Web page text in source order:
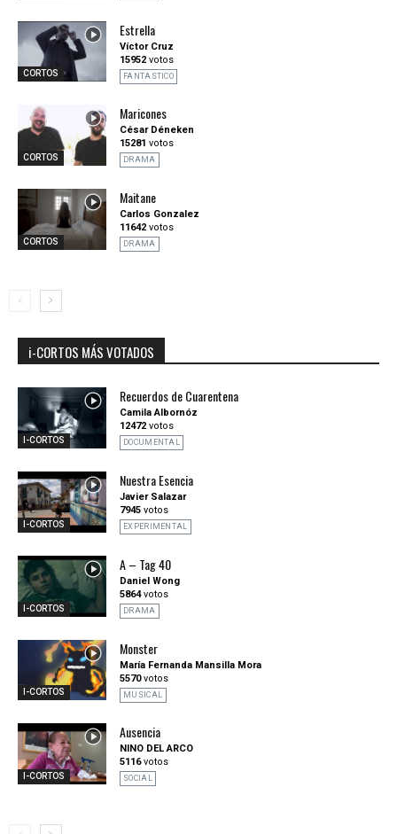
CORTOS
Estrella
Víctor Cruz
15952 votos
FANTASTICO
CORTOS
Maricones
César Déneken
15281 votos
DRAMA
CORTOS
Maitane
Carlos Gonzalez
11642 votos
DRAMA
i-CORTOS MÁS VOTADOS
I-CORTOS
Recuerdos de Cuarentena
Camila Albornóz
12472 votos
DOCUMENTAL
I-CORTOS
Nuestra Esencia
Javier Salazar
7945 votos
EXPERIMENTAL
I-CORTOS
A – Tag 40
Daniel Wong
5864votos
DRAMA
I-CORTOS
Monster
María Fernanda Mansilla Mora
5570votos
MUSICAL
I-CORTOS
Ausencia
NINO DEL ARCO
5116votos
SOCIAL